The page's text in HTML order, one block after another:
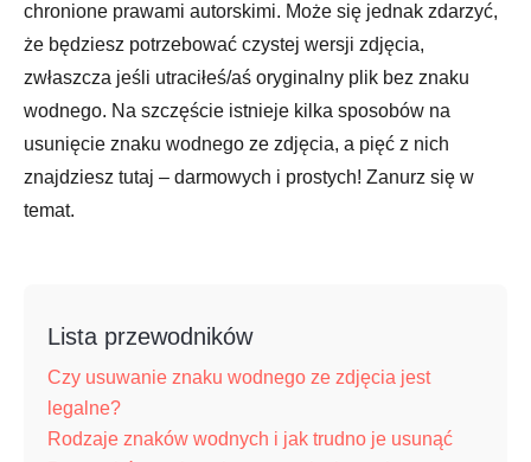
chronione prawami autorskimi. Może się jednak zdarzyć,
że będziesz potrzebować czystej wersji zdjęcia,
zwłaszcza jeśli utraciłeś/aś oryginalny plik bez znaku
wodnego. Na szczęście istnieje kilka sposobów na
usunięcie znaku wodnego ze zdjęcia, a pięć z nich
znajdziesz tutaj – darmowych i prostych! Zanurz się w
temat.
Lista przewodników
Czy usuwanie znaku wodnego ze zdjęcia jest
legalne?
Rodzaje znaków wodnych i jak trudno je usunąć